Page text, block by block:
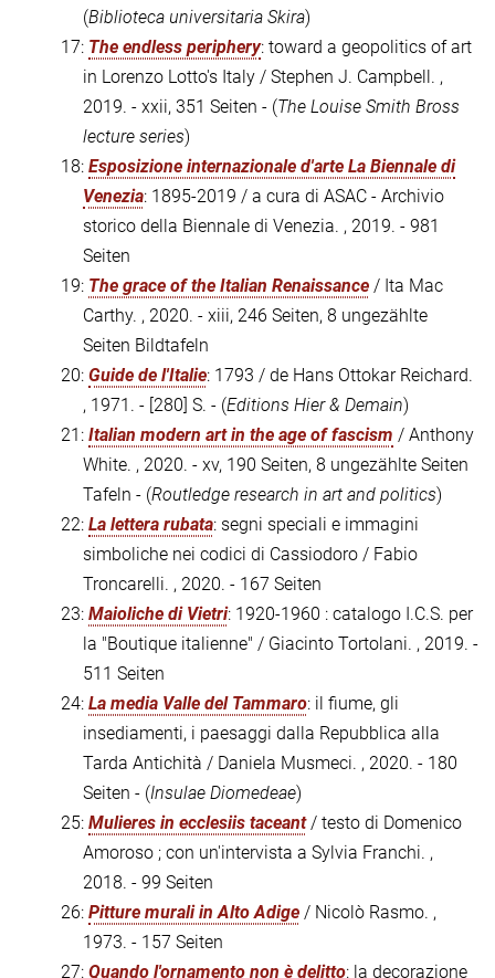
(Biblioteca universitaria Skira)
17: The endless periphery: toward a geopolitics of art
in Lorenzo Lotto's Italy / Stephen J. Campbell. ,
2019. - xxii, 351 Seiten - (The Louise Smith Bross
lecture series)
18: Esposizione internazionale d'arte La Biennale di
Venezia: 1895-2019 / a cura di ASAC - Archivio
storico della Biennale di Venezia. , 2019. - 981
Seiten
19: The grace of the Italian Renaissance / Ita Mac
Carthy. , 2020. - xiii, 246 Seiten, 8 ungezählte
Seiten Bildtafeln
20: Guide de l'Italie: 1793 / de Hans Ottokar Reichard.
, 1971. - [280] S. - (Editions Hier & Demain)
21: Italian modern art in the age of fascism / Anthony
White. , 2020. - xv, 190 Seiten, 8 ungezählte Seiten
Tafeln - (Routledge research in art and politics)
22: La lettera rubata: segni speciali e immagini
simboliche nei codici di Cassiodoro / Fabio
Troncarelli. , 2020. - 167 Seiten
23: Maioliche di Vietri: 1920-1960 : catalogo I.C.S. per
la "Boutique italienne" / Giacinto Tortolani. , 2019. -
511 Seiten
24: La media Valle del Tammaro: il fiume, gli
insediamenti, i paesaggi dalla Repubblica alla
Tarda Antichità / Daniela Musmeci. , 2020. - 180
Seiten - (Insulae Diomedeae)
25: Mulieres in ecclesiis taceant/ testo di Domenico
Amoroso ; con un'intervista a Sylvia Franchi. ,
2018. - 99 Seiten
26: Pitture murali in Alto Adige / Nicolò Rasmo. ,
1973. - 157 Seiten
27: Quando l'ornamento non è delitto: la decorazione